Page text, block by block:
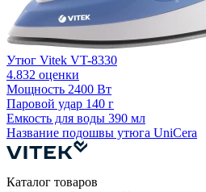
Утюг Vitek VT-8330
4.832 оценки
Мощность 2400 Вт
Паровой удар 140 г
Емкость для воды 390 мл
Название подошвы утюга UniCera
Каталог товаров